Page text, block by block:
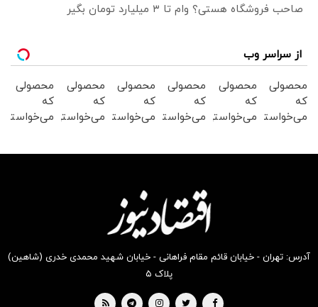
صاحب فروشگاه هستی؟ وام تا ۳ میلیارد تومان بگیر
از سراسر وب
محصولی
که
می‌خواستی
محصولی
که
می‌خواستی
محصولی
که
می‌خواستی
بخر !
محصولی
که
می‌خواستی
بخر !
محصولی
که
می‌خواستی
محصولی
که
می‌خواستی
آدرس: تهران - خیابان قائم مقام فراهانی - خیابان شهید محمدی خدری (شاهین)
پلاک ۵